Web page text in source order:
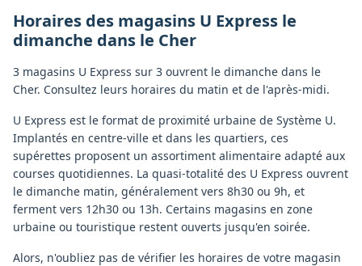
Horaires des magasins U Express le
dimanche dans le Cher
3 magasins U Express sur 3 ouvrent le dimanche dans le
Cher. Consultez leurs horaires du matin et de l'après-midi.
U Express est le format de proximité urbaine de Système U.
Implantés en centre-ville et dans les quartiers, ces
supérettes proposent un assortiment alimentaire adapté aux
courses quotidiennes. La quasi-totalité des U Express ouvrent
le dimanche matin, généralement vers 8h30 ou 9h, et
ferment vers 12h30 ou 13h. Certains magasins en zone
urbaine ou touristique restent ouverts jusqu'en soirée.
Alors, n'oubliez pas de vérifier les horaires de votre magasin